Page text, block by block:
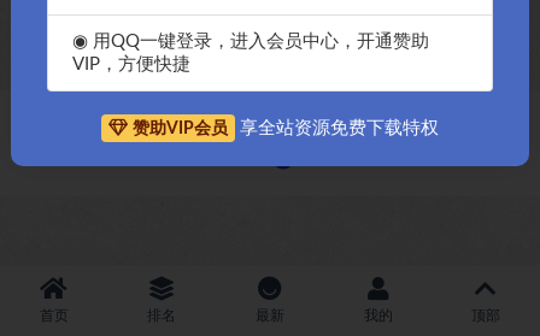
Copyright © 2018-2026 OK源码中国资源网 -All rights reserved|
首页 排名 最新 我的 顶部
◉ 用QQ一键登录，进入会员中心，开通赞助
VIP，方便快捷
赞助VIP会员 享全站资源免费下载特权